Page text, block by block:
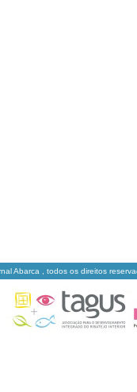
Abarca , todos os direitos